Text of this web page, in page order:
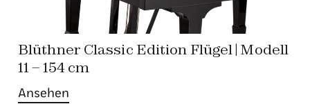
Blüthner Classic Edition Flügel | Modell
11 – 154 cm
Ansehen